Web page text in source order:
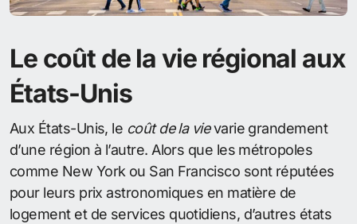
Le coût de la vie régional aux
États-Unis
Aux États-Unis, le coût de la vievarie grandement
d’une région à l’autre. Alors que les métropoles
comme New York ou San Francisco sont réputées
pour leurs prix astronomiques en matière de
logement et de services quotidiens, d’autres états